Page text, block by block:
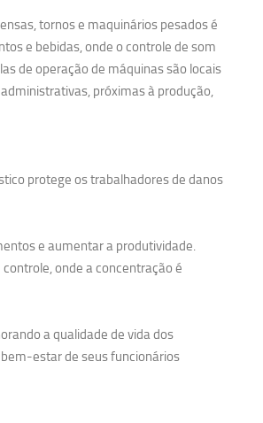
tornos e maquinários pesados é
e bebidas, onde o controle de som
de operação de máquinas são locais
próximas à produção,
protege os trabalhadores de danos
e aumentar a produtividade.
onde a concentração é
a qualidade de vida dos
estar de seus funcionários